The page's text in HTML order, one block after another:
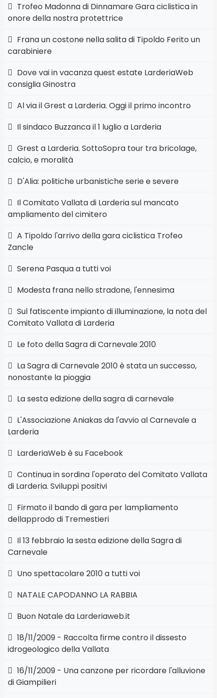
Trofeo Madonna di Dinnamare Gara ciclistica in
onore della nostra protettrice
Frana un costone nella salita di Tipoldo Ferito un
carabiniere
Dove vai in vacanza quest estate LarderiaWeb
consiglia Ginostra
Al via il Grest a Larderia. Oggi il primo incontro
Il sindaco Buzzanca il 1 luglio a Larderia
Grest a Larderia. SottoSopra tour tra bricolage,
calcio, e moralità
D'Alia: politiche urbanistiche serie e severe
Il Comitato Vallata di Larderia sul mancato
ampliamento del cimitero
A Tipoldo l'arrivo della gara ciclistica Trofeo
Zancle
Serena Pasqua a tutti voi
Modesta frana nello stradone, l'ennesima
Sul fatiscente impianto di illuminazione, la nota del
Comitato Vallata di Larderia
Le foto della Sagra di Carnevale 2010
La Sagra di Carnevale 2010 è stata un successo,
nonostante la pioggia
La sesta edizione della sagra di carnevale
L'Associazione Aniakas da l'avvio al Carnevale a
Larderia
LarderiaWeb è su Facebook
Continua in sordina l'operato del Comitato Vallata
di Larderia. Sviluppi positivi
Firmato il bando di gara per lampliamento
dellapprodo di Tremestieri
Il 13 febbraio la sesta edizione della Sagra di
Carnevale
Uno spettacolare 2010 a tutti voi
NATALE CAPODANNO LA RABBIA
Buon Natale da Larderiaweb.it
18/11/2009 - Raccolta firme contro il dissesto
idrogeologico della Vallata
16/11/2009 - Una canzone per ricordare l'alluvione
di Giampilieri